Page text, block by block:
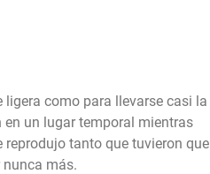
como para llevarse casi la
un lugar temporal mientras
tanto que tuvieron que
nunca más.